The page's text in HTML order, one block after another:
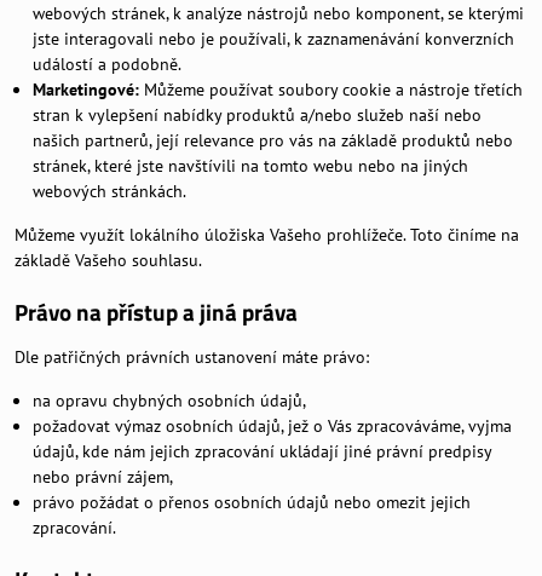
webových stránek, k analýze nástrojů nebo komponent, se kterými
jste interagovali nebo je používali, k zaznamenávání konverzních
událostí a podobně.
Marketingové: Můžeme používat soubory cookie a nástroje třetích
stran k vylepšení nabídky produktů a/nebo služeb naší nebo
našich partnerů, její relevance pro vás na základě produktů nebo
stránek, které jste navštívili na tomto webu nebo na jiných
webových stránkách.
Můžeme využít lokálního úložiska Vašeho prohlížeče. Toto činíme na
základě Vašeho souhlasu.
Právo na přístup a jiná práva
Dle patřičných právních ustanovení máte právo:
na opravu chybných osobních údajů,
požadovat výmaz osobních údajů, jež o Vás zpracováváme, vyjma
údajů, kde nám jejich zpracování ukládají jiné právní predpisy
nebo právní zájem,
právo požádat o přenos osobních údajů nebo omezit jejich
zpracování.